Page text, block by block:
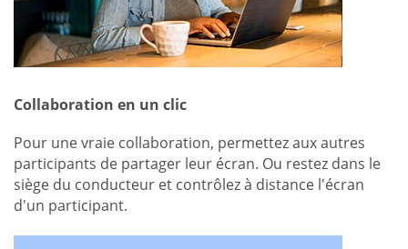
Collaboration en un clic
Pour une vraie collaboration, permettez aux autres
participants de partager leur écran. Ou restez dans le
siège du conducteur et contrôlez à distance l'écran
d'un participant.